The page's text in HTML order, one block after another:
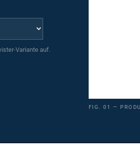
Variante auf.